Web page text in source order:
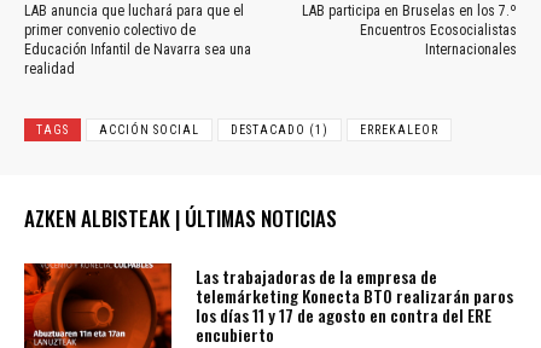
LAB anuncia que luchará para que el
primer convenio colectivo de
Educación Infantil de Navarra sea una
realidad
LAB participa en Bruselas en los 7.º
Encuentros Ecosocialistas
Internacionales
TAGS ACCIÓN SOCIAL DESTACADO (1) ERREKALEOR
AZKEN ALBISTEAK | ÚLTIMAS NOTICIAS
Las trabajadoras de la empresa de
telemárketing Konecta BTO realizarán paros
los días 11 y 17 de agosto en contra del ERE
encubierto